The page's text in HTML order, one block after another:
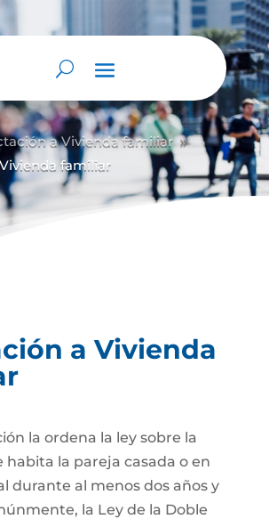
a Vivienda familiar 9
familiar
a Vivienda
la ordena la ley sobre la
habita la pareja casada o en
durante al menos dos años y
la Ley de la Doble